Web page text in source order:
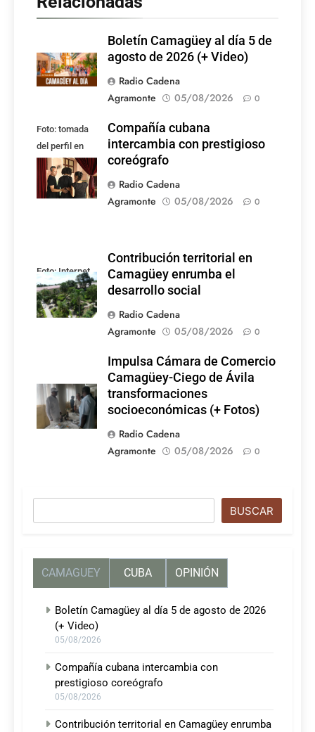
Boletín Camagüey al día 5 de
agosto de 2026 (+ Video)
Radio Cadena
Agramonte
05/08/2026 0
Foto: tomada
del perfil en
Facebook de la
compañía
Compañía cubana
intercambia con prestigioso
coreógrafo
Radio Cadena
Agramonte
05/08/2026 0
Foto: Internet
Contribución territorial en
Camagüey enrumba el
desarrollo social
Radio Cadena
Agramonte
05/08/2026 0
Impulsa Cámara de Comercio
Camagüey-Ciego de Ávila
transformaciones
socioeconómicas (+ Fotos)
Radio Cadena
Agramonte
05/08/2026 0
BUSCAR
CAMAGUEY CUBA OPINIÓN
Boletín Camagüey al día 5 de agosto de 2026
(+ Video)
05/08/2026
Compañía cubana intercambia con
prestigioso coreógrafo
05/08/2026
Contribución territorial en Camagüey enrumba